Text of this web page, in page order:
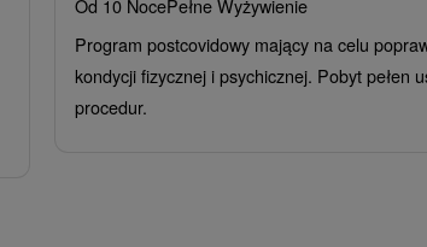
Od 10 NocePełne Wyżywienie
Program postcovidowy mający na celu
kondycji fizycznej i psychicznej. Pobyt pełen
procedur.